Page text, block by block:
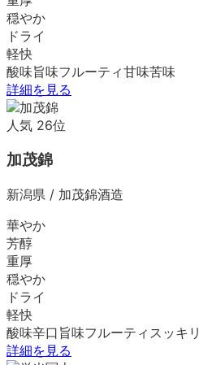
穏やか
ドライ
軽快
酸味旨味フルーティ甘味苦味
詳細を見る
人気 26位
加茂錦
新潟県 / 加茂錦酒造
華やか
芳醇
重厚
穏やか
ドライ
軽快
酸味辛口 旨味フルーティ スッキリ
詳細を見る